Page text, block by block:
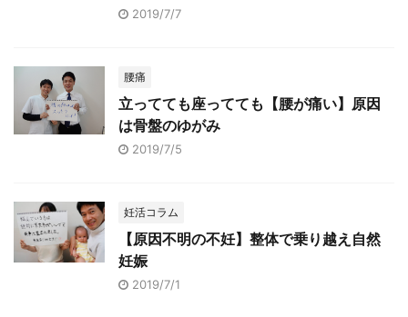
2019/7/7
腰痛
立ってても座ってても【腰が痛い】原因
は骨盤のゆがみ
2019/7/5
妊活コラム
【原因不明の不妊】整体で乗り越え自然
妊娠
2019/7/1